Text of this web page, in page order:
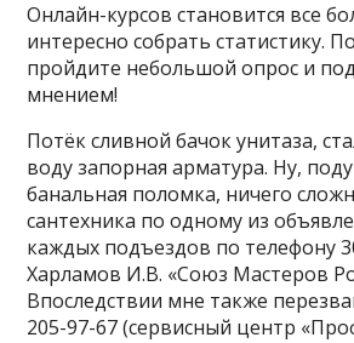
Онлайн-курсов становится все
интересно собрать статистику.
пройдите небольшой опрос и
мнением!
Потёк сливной бачок унитаза,
воду запорная арматура. Ну,
банальная поломка, ничего
сантехника по одному из
каждых подъездов по телефону
Харламов И.В. «Союз Мастеров
Впоследствии мне также
205-97-67 (сервисный центр